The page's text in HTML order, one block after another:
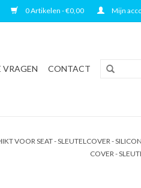
0 Artikelen - €0,00 Mijn
VRAGEN CONTACT
VOOR SEAT - SLEUTELCOVER -
COVER -